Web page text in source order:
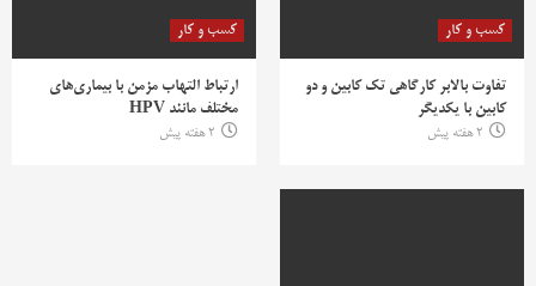
کسب و کار
تفاوت بالابر کارگاهی تک کابین و دو
کابین با یکدیگر
2 هفته پیش
کسب و کار
ارتباط التهاب مزمن با بیماری‌های
مختلف مانند HPV
2 هفته پیش